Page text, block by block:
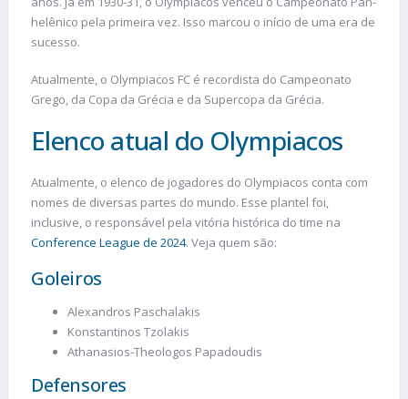
helênico pela primeira vez. Isso marcou o início de uma era de
sucesso.
Atualmente, o Olympiacos FC é recordista do Campeonato
Grego, da Copa da Grécia e da Supercopa da Grécia.
Elenco atual do Olympiacos
Atualmente, o elenco de jogadores do Olympiacos conta com
nomes de diversas partes do mundo. Esse plantel foi,
inclusive, o responsável pela vitória histórica do time na
Conference League de 2024. Veja quem são:
Goleiros
Alexandros Paschalakis
Konstantinos Tzolakis
Athanasios-Theologos Papadoudis
Defensores